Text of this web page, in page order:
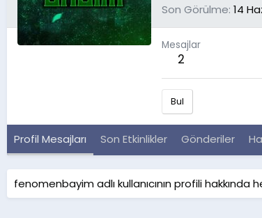
Son Görülme 14
Mesajlar
2
Bul
Profil Mesajları Son Etkinlikler Gönderiler
fenomenbayim adlı kullanıcının profili hakkında